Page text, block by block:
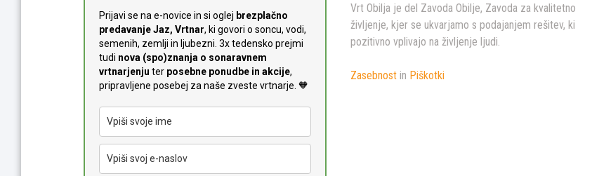
Prijavi se na e-novice in si oglej brezplačno
predavanje Jaz, Vrtnar, ki govori o soncu, vodi,
semenih, zemlji in ljubezni. 3x tedensko prejmi
tudi nova (spo)znanja o sonaravnem
vrtnarjenju ter posebne ponudbe in akcije,
pripravljene posebej za naše zveste vrtnarje. 🧡
Vrt Obilja je del Zavoda Obilje, Zavoda za kvalitetno
življenje, kjer se ukvarjamo s podajanjem rešitev, ki
pozitivno vplivajo na življenje ljudi.
Zasebnostin Piškotki